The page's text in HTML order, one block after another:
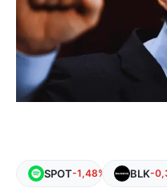
SPOT-1,48% BLK-